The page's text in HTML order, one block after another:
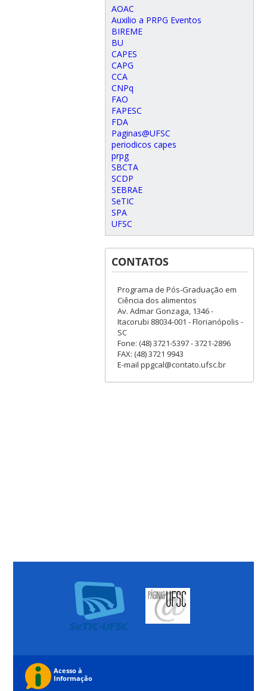
AOAC
Auxilio a PRPG Eventos
BIREME
BU
CAPES
CAPG
CCA
CNPq
FAO
FAPESC
FDA
Paginas@UFSC
periodicos capes
prpg
SBCTA
SCDP
SEBRAE
SeTIC
SPA
UFSC
CONTATOS
Programa de Pós-Graduação em
Ciência dos alimentos
Av. Admar Gonzaga, 1346 -
Itacorubi 88034-001 - Florianópolis -
SC
Fone: (48) 3721-5397 - 3721-2896
FAX: (48) 3721 9943
E-mail ppgcal@contato.ufsc.br